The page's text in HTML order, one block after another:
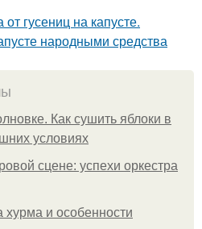
гусениц на капусте.
народными средства
Как сушить яблоки в
условиях
сцене: успехи оркестра
хурма и особенности